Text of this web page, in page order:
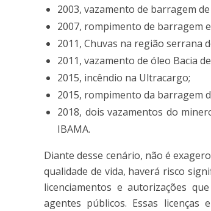
2003, vazamento de barragem
2007, rompimento de barragem
2011, Chuvas na região serrana
2011, vazamento de óleo Bacia
2015, incêndio na Ultracargo;
2015, rompimento da barragem
2018, dois vazamentos do
IBAMA.
Diante desse cenário, não é
qualidade de vida, haverá risco
licenciamentos e autorizações
agentes públicos. Essas licenças